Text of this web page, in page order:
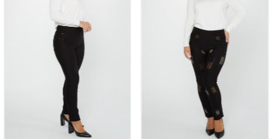
تعتبر السراويل قطعًا مثالية للمجموعات الموسمية. في الصيف، تضمن
السراويل المصنوعة من الأقمشة الخفيفة والمسامية الراحة حتى في الأيام
الحارة. في الشتاء، يفضل ارتداء السراويل المصممة بأقمشة أكثر سمكًا ودفئًا.
بهذه الطريقة، يمكنك الحفاظ على أناقتك حتى في الطقس البارد. بالإضافة إلى
ذلك، يمكن أن تكون البنطلونات متعددة الاستخدامات التي يمكن تفضيلها أثناء
التحولات الموسمية هي المنقذ لخزانتك.
لماذا يجب تفضيل السراويل عالية الجودة؟
توفر السراويل عالية الجودة استخدامًا طويل الأمد ومقاومة للغسيل المتكرر.
وفي الوقت نفسه، تجذب الانتباه بتصميماتها العصرية والخالدة. يؤدي اختيار
السراويل عالية الجودة في التسوق البوتيكي بالجملة إلى زيادة رضا العملاء
وزيادة مكانة متجرك.